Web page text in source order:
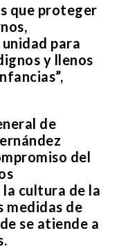
que proteger
para
y llenos
de
del
cultura de la
medidas de
se atiende a